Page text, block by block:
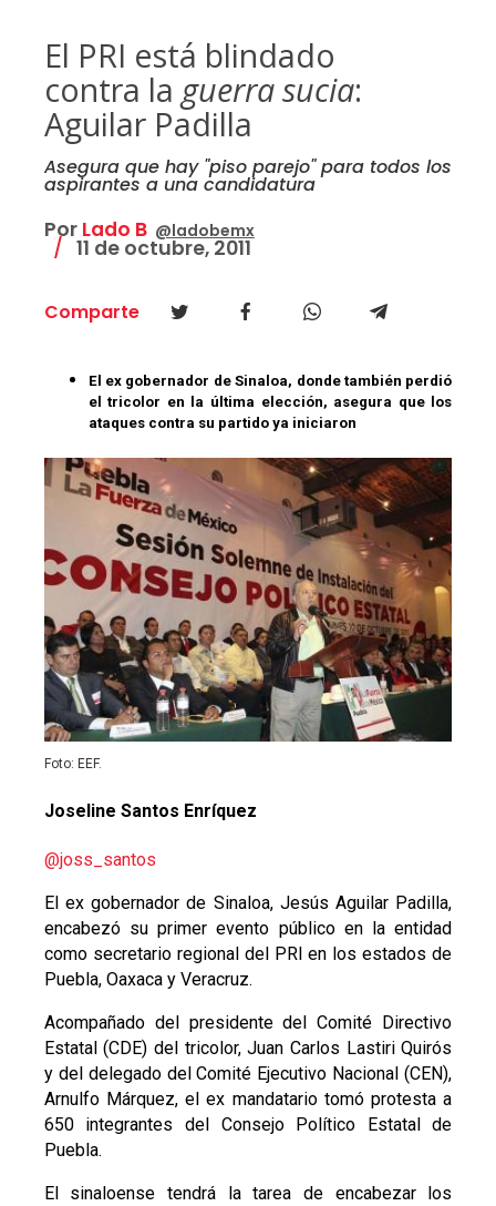
El PRI está blindado
contra la guerra sucia:
Aguilar Padilla
Asegura que hay "piso parejo" para todos los
aspirantes a una candidatura
Por Lado B @ladobemx
11 de octubre, 2011
Comparte
El ex gobernador de Sinaloa, donde también perdió
el tricolor en la última elección, asegura que los
ataques contra su partido ya iniciaron
Foto: EEF.
Joseline Santos Enríquez
@joss_santos
El ex gobernador de Sinaloa, Jesús Aguilar Padilla,
encabezó su primer evento público en la entidad
como secretario regional del PRI en los estados de
Puebla, Oaxaca y Veracruz.
Acompañado del presidente del Comité Directivo
Estatal (CDE) del tricolor, Juan Carlos Lastiri Quirós
y del delegado del Comité Ejecutivo Nacional (CEN),
Arnulfo Márquez, el ex mandatario tomó protesta a
650 integrantes del Consejo Político Estatal de
Puebla.
El sinaloense tendrá la tarea de encabezar los